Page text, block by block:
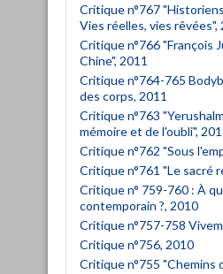
Critique n°767
Vies réelles, vies rêvées",
Critique n°766 "François
Chine", 2011
Critique n°764-765
des corps, 2011
Critique n°763
mémoire et de l'oubli",
Critique n°762 "Sous
Critique n°761 "Le sacré
Critique n° 759-760 : À
contemporain ?, 2010
Critique n°757-758
Critique n°756, 2010
Critique n°755 "Chemins